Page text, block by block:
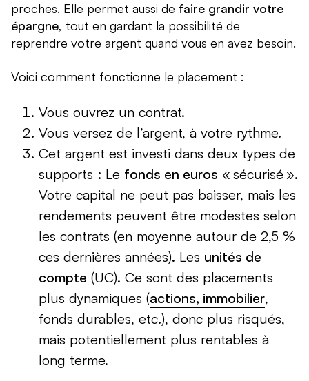
proches. Elle permet aussi de faire grandir votre
épargne, tout en gardant la possibilité de
reprendre votre argent quand vous en avez besoin.
Voici comment fonctionne le placement :
Vous ouvrez un contrat.
Vous versez de l’argent, à votre rythme.
Cet argent est investi dans deux types de
supports : Le fonds en euros « sécurisé ».
Votre capital ne peut pas baisser, mais les
rendements peuvent être modestes selon
les contrats (en moyenne autour de 2,5 %
ces dernières années). Les unités de
compte (UC). Ce sont des placements
plus dynamiques (actions, immobilier,
fonds durables, etc.), donc plus risqués,
mais potentiellement plus rentables à
long terme.